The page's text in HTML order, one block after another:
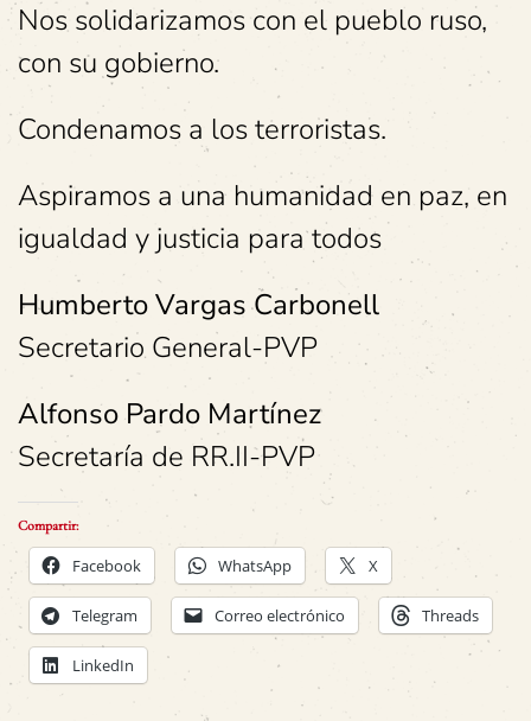
Nos solidarizamos con el pueblo ruso,
con su gobierno.
Condenamos a los terroristas.
Aspiramos a una humanidad en paz, en
igualdad y justicia para todos
Humberto Vargas Carbonell
Secretario General-PVP
Alfonso Pardo Martínez
Secretaría de RR.II-PVP
Compartir:
Facebook WhatsApp X
Telegram Correo electrónico Threads
LinkedIn